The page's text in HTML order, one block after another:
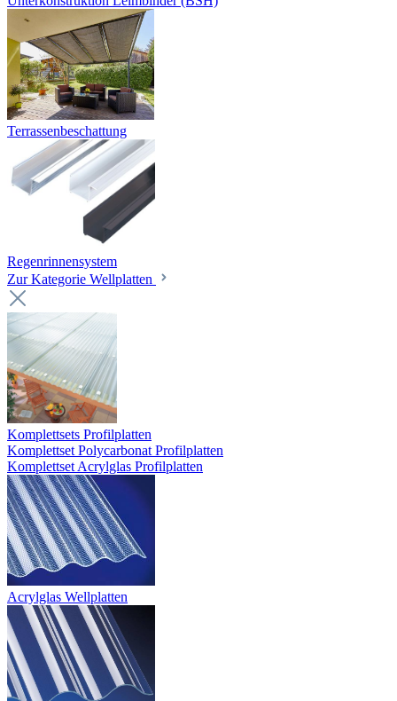
Terrassenbeschattung
Regenrinnensystem
Zur Kategorie Wellplatten
Komplettsets Profilplatten
Komplettset Polycarbonat Profilplatten
Komplettset Acrylglas Profilplatten
Acrylglas Wellplatten